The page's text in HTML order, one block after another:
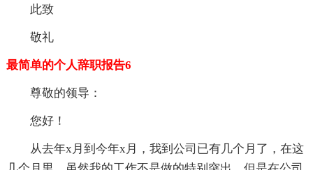
此致
敬礼
最简单的个人辞职报告6
尊敬的领导：
您好！
从去年x月到今年x月，我到公司已有几个月了，在这